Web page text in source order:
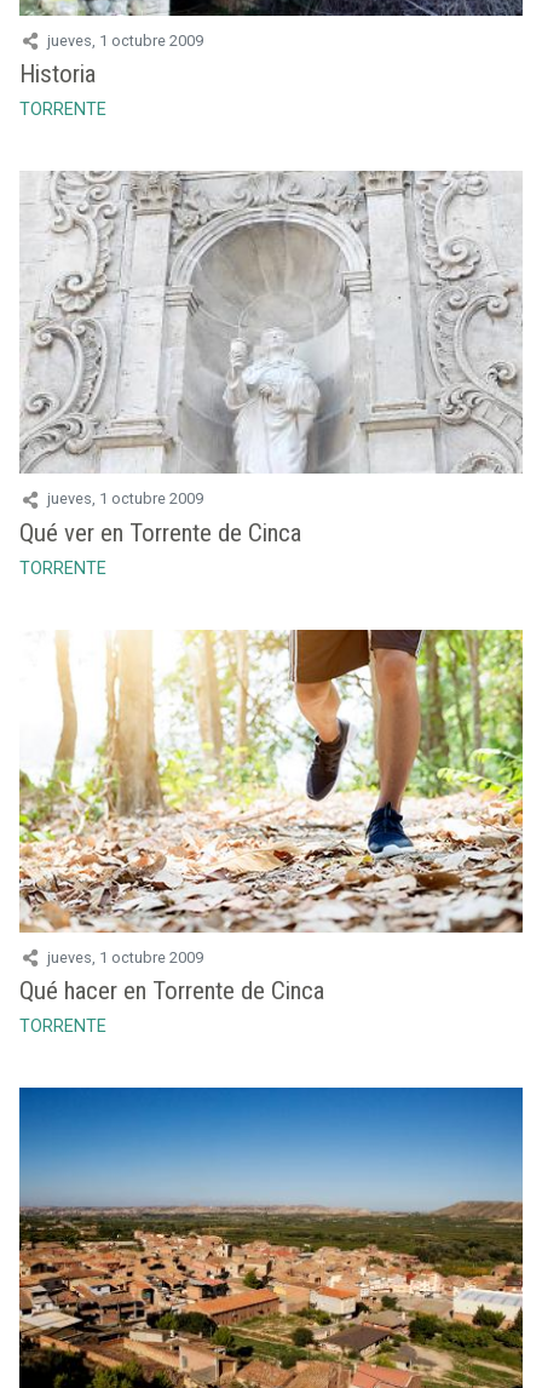
jueves, 1 octubre 2009
Historia
TORRENTE
jueves, 1 octubre 2009
Qué ver en Torrente de Cinca
TORRENTE
jueves, 1 octubre 2009
Qué hacer en Torrente de Cinca
TORRENTE